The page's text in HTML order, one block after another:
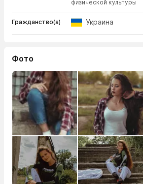
физической культуры
Гражданство(а) Украина
Фото